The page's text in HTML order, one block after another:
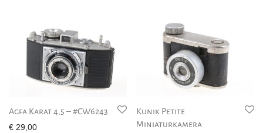
Agfa Karat 4,5 – #CW6243
€ 29,00
Kunik Petite
Miniaturkamera